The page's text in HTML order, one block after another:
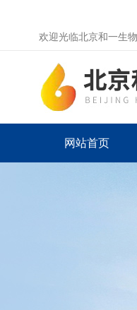
欢迎光临北京和一生
网站首页